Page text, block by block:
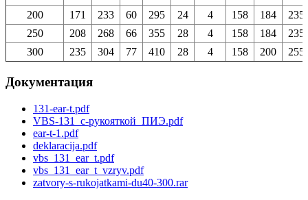
200
171 233 60 295 24 4 158 184
235
250
208 268 66 355 28 4 158 184
235
300
235 304 77 410 28 4 158 200 255
Документация
131-ear-t.pdf
VBS-131_с-рукояткой_ПИЭ.pdf
ear-t-1.pdf
deklaracija.pdf
vbs_131_ear_t.pdf
vbs_131_ear_t_vzryv.pdf
zatvory-s-rukojatkami-du40-300.rar